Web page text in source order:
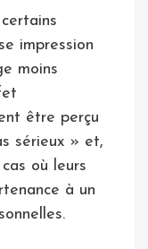
impression
moins
être perçu
sérieux » et,
où leurs
à un